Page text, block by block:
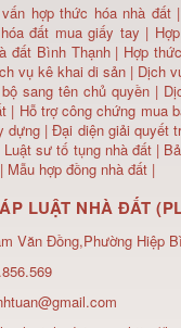
hợp thức hóa nhà đất|
đất mua giấy tay |
đất Bình Thạnh | Hợp
vụ kê khai di sản | Dịch
sang tên chủ quyền |
| Hỗ trợ công chứng mua
dựng |Đại diện giải quyết
sư tố tụng nhà đất |
| Mẫu hợp đồng nhà đất |
LUẬT NHÀ ĐẤT
Văn Đồng,Phường Hiệp